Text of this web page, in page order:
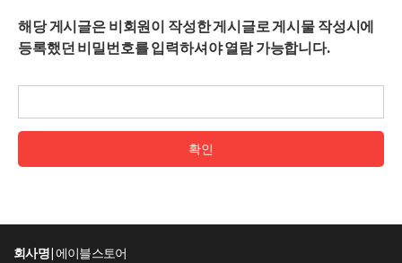
해당 게시글은 비회원이 작성한 게시글로 게시물 작성시에
등록했던 비밀번호를 입력하셔야 열람 가능합니다.
회사명 |에이블스토어